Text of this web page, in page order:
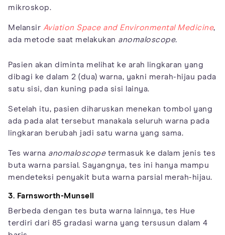
mikroskop.
Melansir Aviation Space and Environmental Medicine,
ada metode saat melakukan anomaloscope.
Pasien akan diminta melihat ke arah lingkaran yang
dibagi ke dalam 2 (dua) warna, yakni merah-hijau pada
satu sisi, dan kuning pada sisi lainya.
Setelah itu, pasien diharuskan menekan tombol yang
ada pada alat tersebut manakala seluruh warna pada
lingkaran berubah jadi satu warna yang sama.
Tes warna anomaloscopetermasuk ke dalam jenis tes
buta warna parsial. Sayangnya, tes ini hanya mampu
mendeteksi penyakit buta warna parsial merah-hijau.
3. Farnsworth-Munsell
Berbeda dengan tes buta warna lainnya, tes Hue
terdiri dari 85 gradasi warna yang tersusun dalam 4